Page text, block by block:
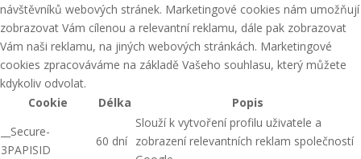
návštěvníků webových stránek. Marketingové cookies nám umožňují
zobrazovat Vám cílenou a relevantní reklamu, dále pak zobrazovat
Vám naši reklamu, na jiných webových stránkách. Marketingové
cookies zpracováváme na základě Vašeho souhlasu, který můžete
kdykoliv odvolat.
Cookie
Délka
Popis
__Secure-
3PAPISID
60 dní
Slouží k vytvoření profilu uživatele a
zobrazení relevantních reklam společností